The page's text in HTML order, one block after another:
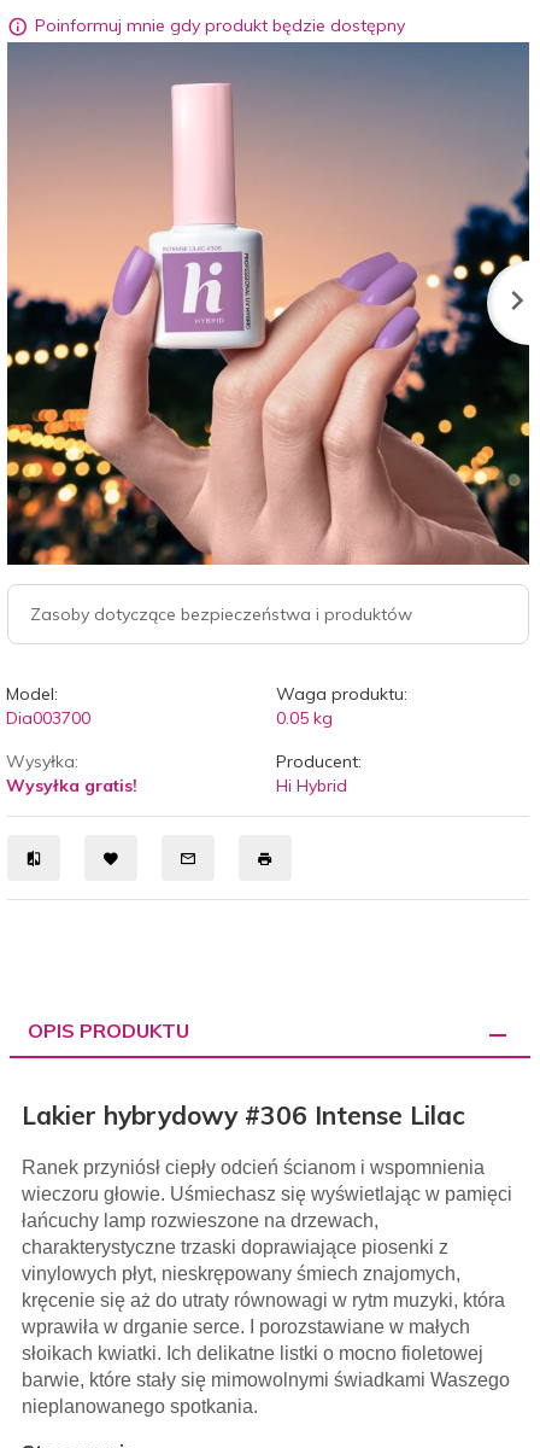
Poinformuj mnie gdy produkt będzie dostępny
Zasoby dotyczące bezpieczeństwa i produktów
Model:
Dia003700
Waga produktu:
0.05 kg
Wysyłka:
Wysyłka gratis!
Producent:
Hi Hybrid
OPIS PRODUKTU
Lakier hybrydowy #306 Intense Lilac
Ranek przyniósł ciepły odcień ścianom i wspomnienia
wieczoru głowie. Uśmiechasz się wyświetlając w pamięci
łańcuchy lamp rozwieszone na drzewach,
charakterystyczne trzaski doprawiające piosenki z
vinylowych płyt, nieskrępowany śmiech znajomych,
kręcenie się aż do utraty równowagi w rytm muzyki, która
wprawiła w drganie serce. I porozstawiane w małych
słoikach kwiatki. Ich delikatne listki o mocno fioletowej
barwie, które stały się mimowolnymi świadkami Waszego
nieplanowanego spotkania.